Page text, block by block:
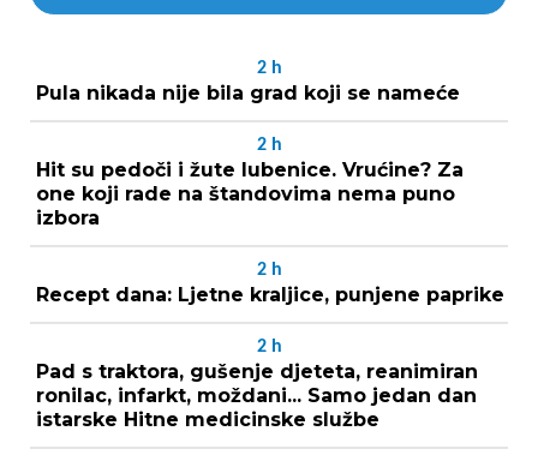
2 h
Pula nikada nije bila grad koji se nameće
2 h
Hit su pedoči i žute lubenice. Vrućine? Za
one koji rade na štandovima nema puno
izbora
2 h
Recept dana: Ljetne kraljice, punjene paprike
2 h
Pad s traktora, gušenje djeteta, reanimiran
ronilac, infarkt, moždani... Samo jedan dan
istarske Hitne medicinske službe